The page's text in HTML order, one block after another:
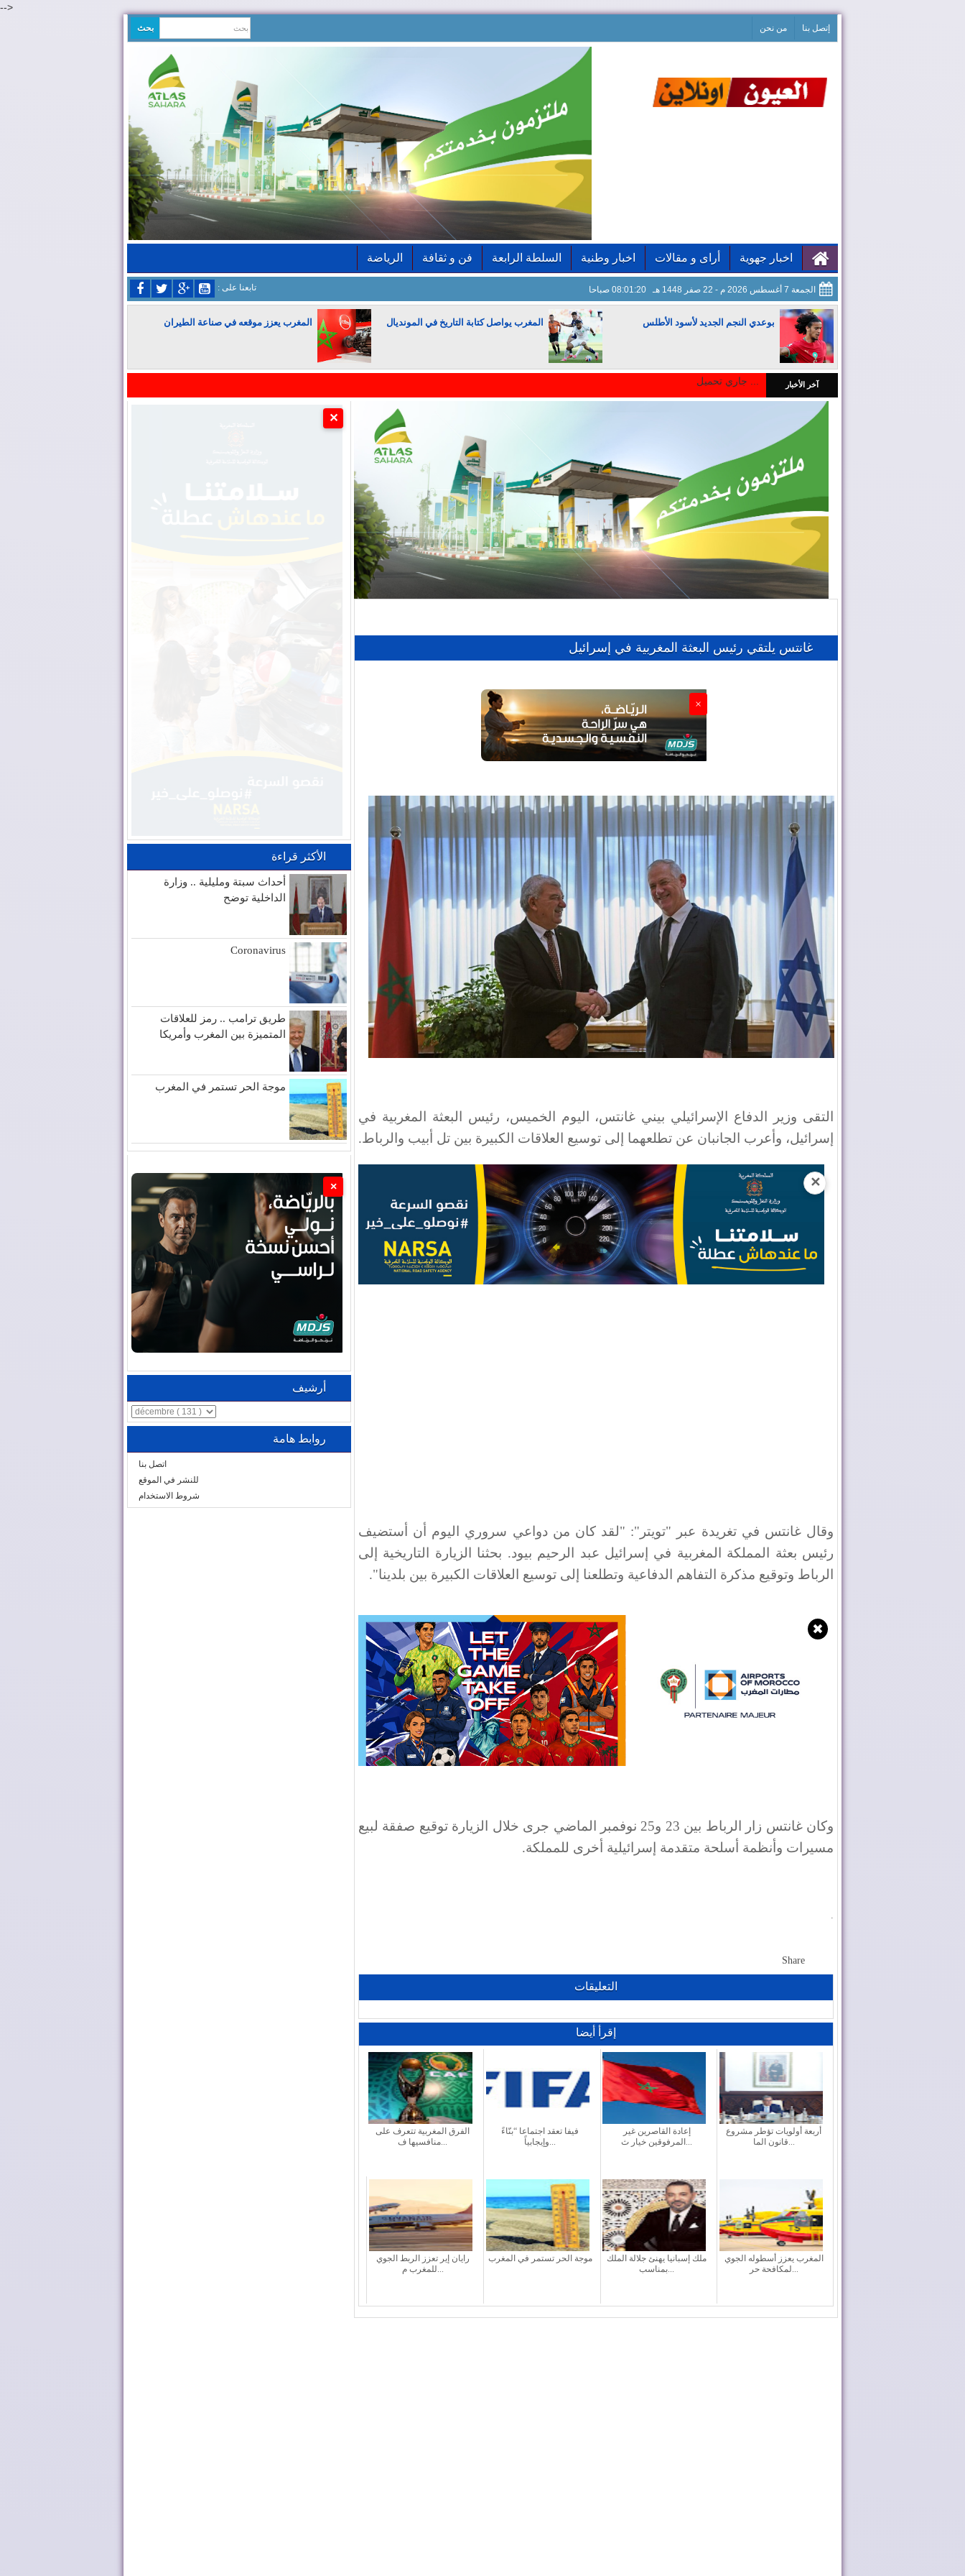
-->
إتصل بنا من نحن
اخبار جهوية أراى و مقالات اخبار وطنية السلطة الرابعة فن و ثقافة الرياضة
الجمعة 7 أغسطس 2026 م - 22 صفر 1448 هـ 08:01:21 صباحا : تابعنا على
بوعدي النجم الجديد لأسود الأطلس المغرب يواصل كتابة التاريخ في المونديال المغرب يعزز موقعه في صناعة الطيران
المغرب يجذب كبار المستثمرين آخر الأخبار
غانتس يلتقي رئيس البعثة المغربية في إسرائيل
×
التقى وزير الدفاع الإسرائيلي بيني غانتس، اليوم الخميس، رئيس البعثة المغربية في
إسرائيل، وأعرب الجانبان عن تطلعهما إلى توسيع العلاقات الكبيرة بين تل أبيب والرباط.
✕
وقال غانتس في تغريدة عبر "تويتر": "لقد كان من دواعي سروري اليوم أن أستضيف
رئيس بعثة المملكة المغربية في إسرائيل عبد الرحيم بيود. بحثنا الزيارة التاريخية إلى
الرباط وتوقيع مذكرة التفاهم الدفاعية وتطلعنا إلى توسيع العلاقات الكبيرة بين بلدينا".
✖
وكان غانتس زار الرباط بين 23 و25 نوفمبر الماضي جرى خلال الزيارة توقيع صفقة لبيع
مسيرات وأنظمة أسلحة متقدمة إسرائيلية أخرى للمملكة.
Share
التعليقات
إقرأ أيضا
الفرق المغربية تتعرف على
منافسيها ف...
فيفا تعقد اجتماعا “بنّاءً
وإيجابياً...
إعادة القاصرين غير
المرفوقين خيار ث...
أربعة أولويات تؤطر مشروع
قانون الما...
رايان إير تعزز الربط الجوي
للمغرب م...
موجة الحر تستمر في المغرب
ملك إسبانيا يهنئ جلالة الملك
بمناسب...
المغرب يعزز أسطوله الجوي
لمكافحة حر...
✕
الأكثر قراءة
أحداث سبتة ومليلية .. وزارة
الداخلية توضح
Coronavirus
طريق ترامب .. رمز للعلاقات
المتميزة بين المغرب وأمريكا
موجة الحر تستمر في المغرب
×
أرشيف
روابط هامة
اتصل بنا
للنشر في الموقع
شروط الاستخدام